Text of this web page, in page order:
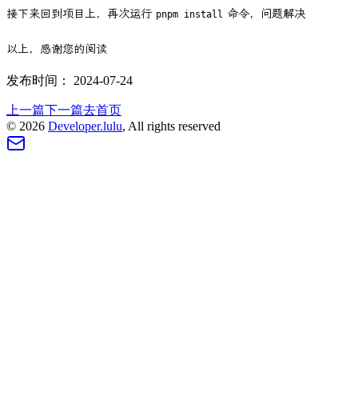
接下来回到项目上，再次运行 pnpm install 命令，问题解决
以上，感谢您的阅读
发布时间： 2024-07-24
上一篇下一篇去首页
© 2026 Developer.lulu, All rights reserved